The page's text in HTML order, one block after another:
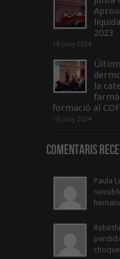
2023
18 juny 2024
la
formació al
18 juny 2024
Comentaris
Paula